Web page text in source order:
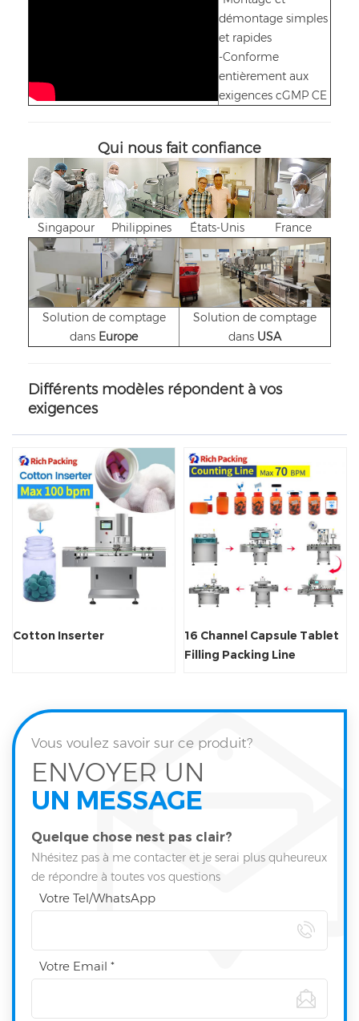
démontage simples
et rapides
-Conforme
entièrement aux
exigences cGMP CE
Qui nous fait confiance
Singapour Philippines États-Unis France
Solution de comptage
dans Europe
Solution de comptage
dans USA
Différents modèles répondent à vos
exigences
Cotton Inserter
16 Channel Capsule Tablet
Filling Packing Line
Vous voulez savoir sur ce produit?
ENVOYER UN
UN MESSAGE
Quelque chose nest pas clair?
Nhésitez pas à me contacter et je serai plus quheureux
de répondre à toutes vos questions
Votre Tel/WhatsApp
Votre Email *